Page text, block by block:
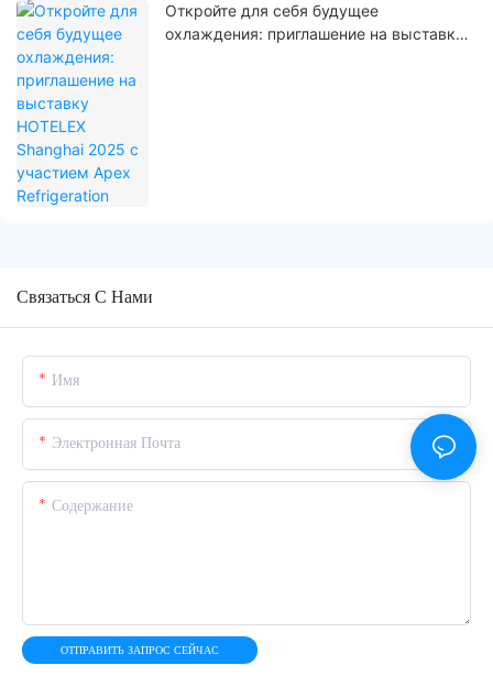
Откройте для себя будущее
охлаждения: приглашение на выставку
Связаться С Нами
Имя
Электронная Почта
Содержание
ОТПРАВИТЬ ЗАПРОС СЕЙЧАС